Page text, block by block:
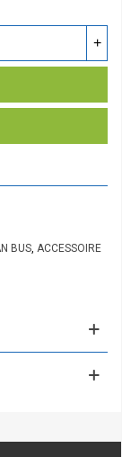
+
BUS, ACCESSOIRE